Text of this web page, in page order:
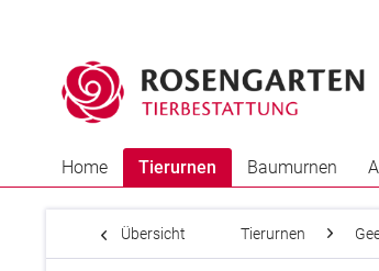
Home Tierurnen Baumurnen
Übersicht Tierurnen